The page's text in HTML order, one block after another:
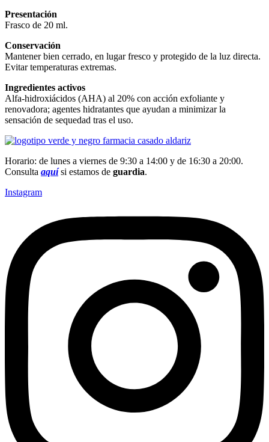
Presentación
Frasco de 20 ml.
Conservación
Mantener bien cerrado, en lugar fresco y protegido de la luz directa.
Evitar temperaturas extremas.
Ingredientes activos
Alfa-hidroxiácidos (AHA) al 20% con acción exfoliante y
renovadora; agentes hidratantes que ayudan a minimizar la
sensación de sequedad tras el uso.
Horario: de lunes a viernes de 9:30 a 14:00 y de 16:30 a 20:00.
Consulta aquísi estamos de guardia.
Instagram